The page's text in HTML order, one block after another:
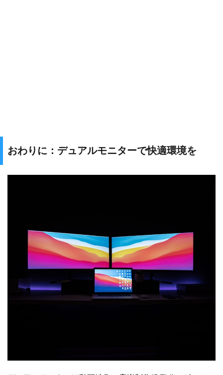
おわりに：デュアルモニターで快適環境を